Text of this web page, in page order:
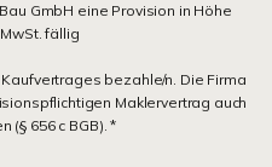
GmbH eine Provision in Höhe
fällig
bezahle/n. Die Firma
Maklervertrag auch
(§ 656 c BGB). *